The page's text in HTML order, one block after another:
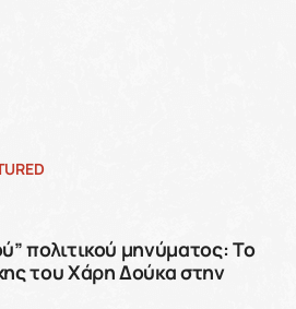
πολιτικού μηνύματος: Το
του Χάρη Δούκα στην